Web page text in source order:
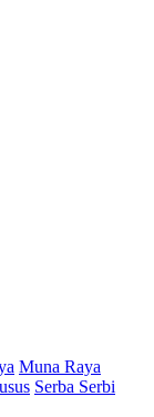
Muna Raya
Serba Serbi